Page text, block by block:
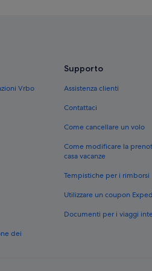
Vrbo
dei
Supporto
Assistenza clienti
Contattaci
Come cancellare un volo
Come modificare la
casa vacanze
Tempistiche per i rimborsi
Utilizzare un coupon
Documenti per i viaggi